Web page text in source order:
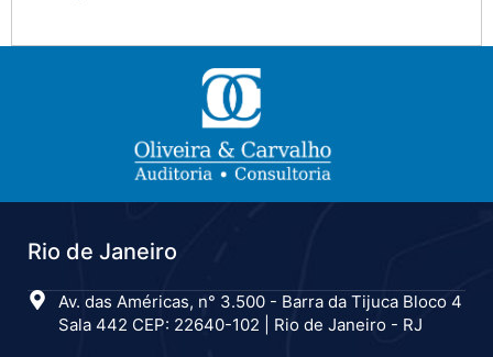
Rio de Janeiro
Av. das Américas, n° 3.500 - Barra da Tijuca Bloco 4
Sala 442 CEP: 22640-102 | Rio de Janeiro - RJ